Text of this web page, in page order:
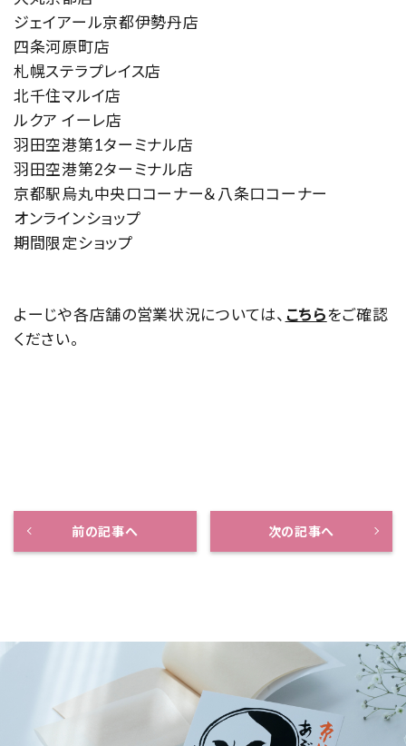
ジェイアール京都伊勢丹店
四条河原町店
札幌ステラプレイス店
北千住マルイ店
ルクア イーレ店
羽田空港第1ターミナル店
羽田空港第2ターミナル店
京都駅烏丸中央口コーナー＆八条口コーナー
オンラインショップ
期間限定ショップ
よーじや各店舗の営業状況については、 こちらをご確認
ください。
前の記事へ 次の記事へ